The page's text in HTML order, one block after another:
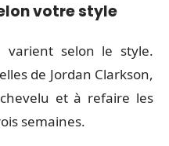
votre style
varient selon le style.
de Jordan Clarkson,
et à refaire les
semaines.